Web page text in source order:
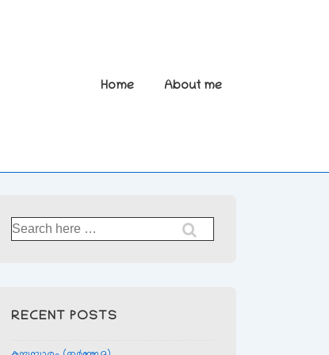
Main
Home About me
Search
for:
RECENT POSTS